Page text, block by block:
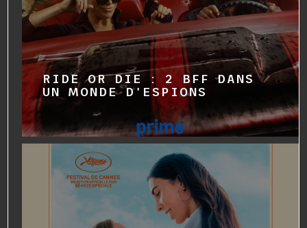
RIDE OR DIE : 2 BFF DANS
UN MONDE D'ESPIONS